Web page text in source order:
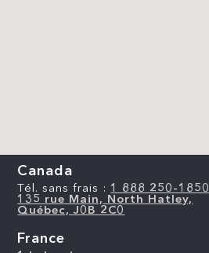
Canada
Tél. sans frais : 1 888 250-1850
135 rue Main, North Hatley,
Québec, J0B 2C0
France